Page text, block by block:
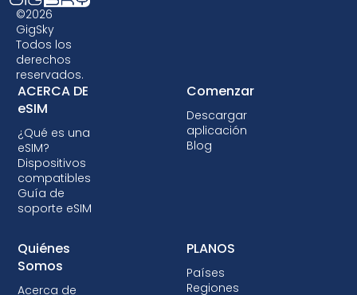
algunos dispositivos antiguos no admitan la
tecnología eSIM, por lo que es crucial
comprobar la compatibilidad antes de optar
por un plan de datos eSIM. Algunas
operadoras también pueden bloquear tu
dispositivo, impidiéndote usar eSIMs. Aunque el
bloqueo no está permitido en la mayoría de
los países, cuando se hace, casi siempre es
con planes de pospago en los que se financia
el dispositivo.
©2026
GigSky
Todos los
derechos
reservados.
ACERCA DE
eSIM
¿Qué es una
eSIM?
Dispositivos
compatibles
Guía de
soporte eSIM
Comenzar
Descargar
aplicación
Blog
Quiénes
Somos
Acerca de
PLANOS
Países
Regiones